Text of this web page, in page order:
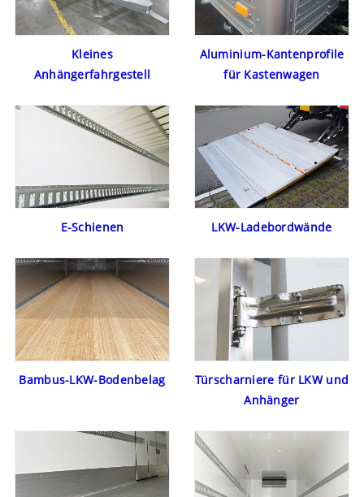
Kleines
Anhängerfahrgestell
Aluminium-Kantenprofile
für Kastenwagen
E-Schienen LKW-Ladebordwände
Bambus-LKW-Bodenbelag
Türscharniere für LKW und
Anhänger